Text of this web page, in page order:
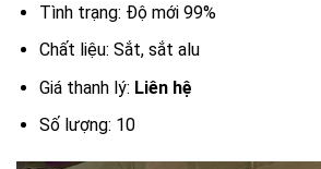
Tình trạng: Độ mới 99%
Chất liệu: Sắt, sắt alu
Giá thanh lý: Liên hệ
Số lượng: 10